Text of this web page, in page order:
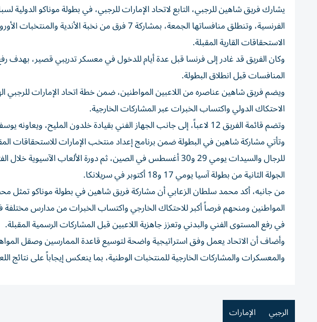
يشارك فريق شاهين للرجبي، التابع لاتحاد الإمارات للرجبي، في بطولة موناكو الدولية
الفرنسية، وتنطلق منافساتها الجمعة، بمشاركة 7 فرق من
الاستحقاقات القارية المقبلة.
وكان الفريق قد غادر إلى فرنسا قبل عدة أيام للدخول في معسكر تدريبي قصير، بهدف رفع
المنافسات قبل انطلاق البطولة.
ويضم فريق شاهين عناصره من اللاعبين المواطنين، ضمن خطة اتحاد الإمارات للرجبي
الاحتكاك الدولي واكتساب الخبرات عبر المشاركات الخارجية.
وتضم قائمة الفريق 12 لاعباً، إلى جانب الجهاز الفني بقيادة خلدون المليح، ويعاونه يوسف شاكر، فيما يتولى نزار مهران مهام مدير الفريق.
وتأتي مشاركة شاهين في البطولة ضمن برنامج إعداد منتخب الإمارات للاستحقاقات
الجولة الثانية من بطولة آسيا يومي 17 و18 أكتوبر في سريلانكا.
من جانبه، أكد محمد سلطان الزعابي أن مشاركة فريق شاهين في بطولة موناكو تمثل
المواطنين ومنحهم فرصاً أكبر للاحتكاك الخارجي واكتساب الخبرات من مدارس
في رفع المستوى الفني والبدني وتعزز جاهزية اللاعبين قبل المشاركات الرسمية المقبلة.
وأضاف أن الاتحاد يعمل وفق استراتيجية واضحة لتوسيع قاعدة الممارسين وصقل
والمعسكرات والمشاركات الخارجية للمنتخبات الوطنية، بما ينعكس إيجاباً على نتائج
الرجبي الإمارات